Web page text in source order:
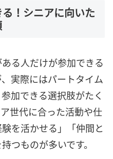
！シニアに向いた
る人だけが参加できる
実際にはパートタイム
加できる選択肢がたく
世代に合った活動や仕
を活かせる」「仲間と
つものが多いです。